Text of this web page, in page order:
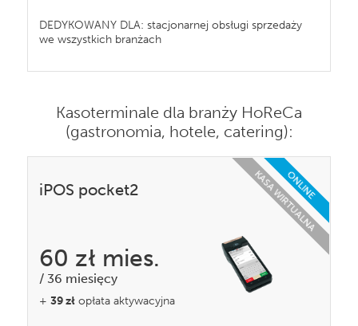
DEDYKOWANY DLA: stacjonarnej obsługi sprzedaży
we wszystkich branżach
Kasoterminale dla branży HoReCa
(gastronomia, hotele, catering):
ONLINE
KASA WIRTUALNA
iPOS pocket2
60 zł mies.
/ 36 miesięcy
+ 39 zł opłata aktywacyjna